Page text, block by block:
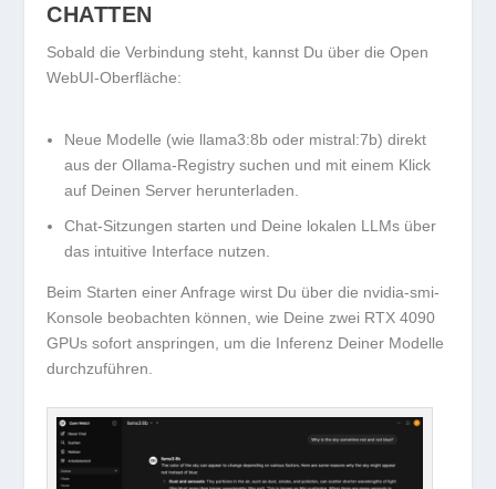
CHATTEN
Sobald die Verbindung steht, kannst Du über die Open
WebUI-Oberfläche:
Neue Modelle (wie llama3:8b oder mistral:7b) direkt
aus der Ollama-Registry suchen und mit einem Klick
auf Deinen Server herunterladen.
Chat-Sitzungen starten und Deine lokalen LLMs über
das intuitive Interface nutzen.
Beim Starten einer Anfrage wirst Du über die nvidia-smi-
Konsole beobachten können, wie Deinezwei RTX 4090
GPUs sofort anspringen, um die Inferenz Deiner Modelle
durchzuführen.